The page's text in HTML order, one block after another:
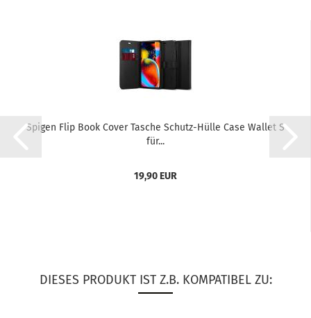
Spi­gen Flip Book Cover Ta­sche Schutz-​​Hülle Case Wal­let S
für...
19,90 EUR
DIESES PRODUKT IST Z.B. KOMPATIBEL ZU: